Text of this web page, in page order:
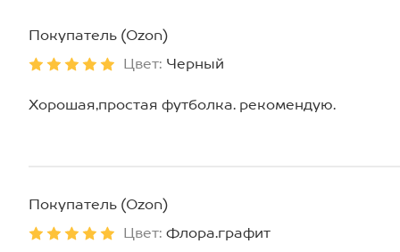
Покупатель (Ozon)
Цвет: Черный
Хорошая,простая футболка. рекомендую.
Покупатель (Ozon)
Цвет: Флора.графит